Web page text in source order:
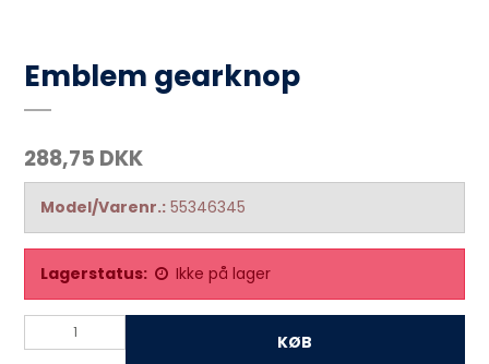
Emblem gearknop
288,75 DKK
Model/Varenr.: 55346345
Lagerstatus: Ikke på lager
KØB